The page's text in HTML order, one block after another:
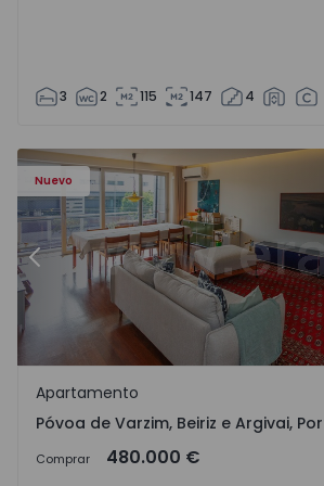
3 2 115 147 4
Nuevo
e Argivai - 1574602 - 20
Apartamento T3 Póvoa de Varzim,
Anterior
Póvoa de Varzim, Beiriz e Argivai,
Apartamento
Póvoa de Varzim, Beiriz e Argivai,
Comprar 480.000 €